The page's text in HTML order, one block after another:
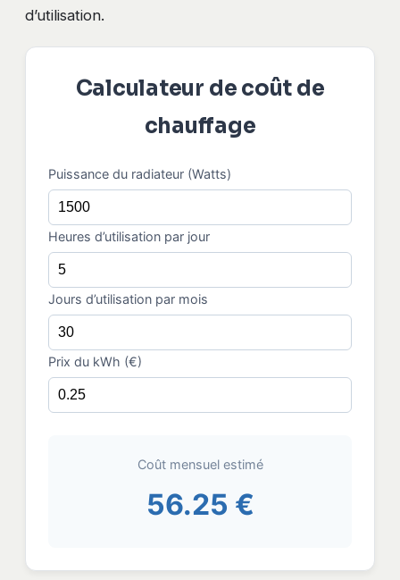
d’utilisation.
Calculateur de coût de
chauffage
Puissance du radiateur (Watts)
Heures d’utilisation par jour
Jours d’utilisation par mois
Prix du kWh (€)
Coût mensuel estimé
56.25 €